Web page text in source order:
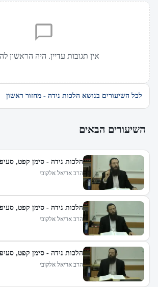
אין תגובות עדיין. היה הראשון
לכל השיעורים בנושא הלכות נידה - מחזור ראשון
השיעורים הבאים
הלכות נידה - סימן קפט,
הרב אריאל אלקובי
הלכות נידה - סימן קפט,
הרב אריאל אלקובי
הלכות נידה - סימן קפט,
הרב אריאל אלקובי